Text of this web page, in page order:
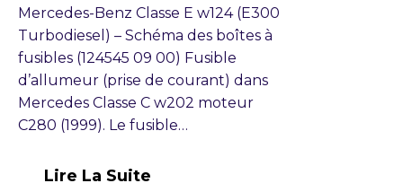
Mercedes-Benz Classe E w124 (E300
Turbodiesel) – Schéma des boîtes à
fusibles (124545 09 00) Fusible
d’allumeur (prise de courant) dans
Mercedes Classe C w202 moteur
C280 (1999). Le fusible…
Lire La Suite